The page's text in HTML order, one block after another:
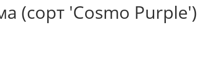
(сорт 'Cosmo Purple')